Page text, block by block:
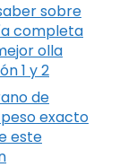
sobre
completa
olla
1 y 2
de
exacto
este